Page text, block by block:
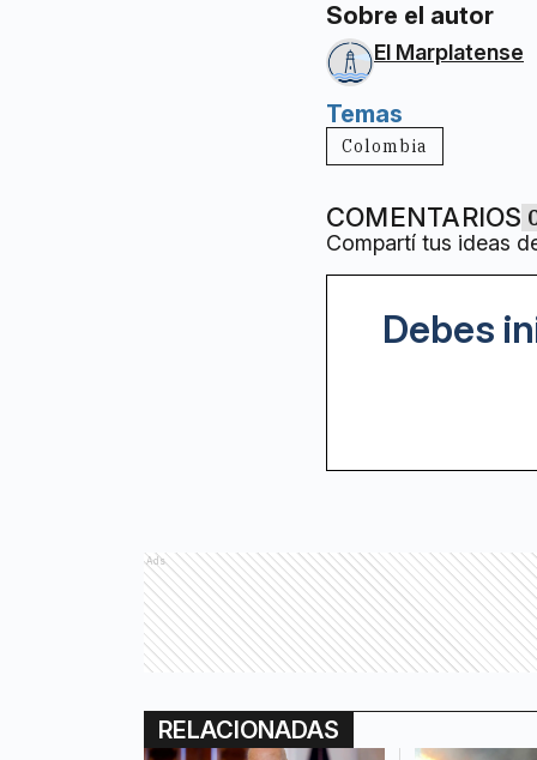
Sobre el autor
El Marplatense
Temas
Colombia
COMENTARIOS
Compartí tus ideas
Debes
Ads
RELACIONADAS